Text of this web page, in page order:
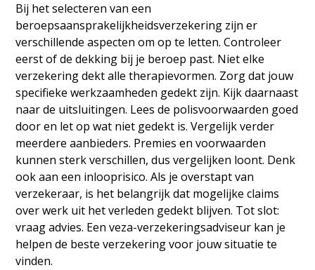
Bij het selecteren van een
beroepsaansprakelijkheidsverzekering zijn er
verschillende aspecten om op te letten. Controleer
eerst of de dekking bij je beroep past. Niet elke
verzekering dekt alle therapievormen. Zorg dat jouw
specifieke werkzaamheden gedekt zijn. Kijk daarnaast
naar de uitsluitingen. Lees de polisvoorwaarden goed
door en let op wat niet gedekt is. Vergelijk verder
meerdere aanbieders. Premies en voorwaarden
kunnen sterk verschillen, dus vergelijken loont. Denk
ook aan een inlooprisico. Als je overstapt van
verzekeraar, is het belangrijk dat mogelijke claims
over werk uit het verleden gedekt blijven. Tot slot:
vraag advies. Een veza-verzekeringsadviseur kan je
helpen de beste verzekering voor jouw situatie te
vinden.